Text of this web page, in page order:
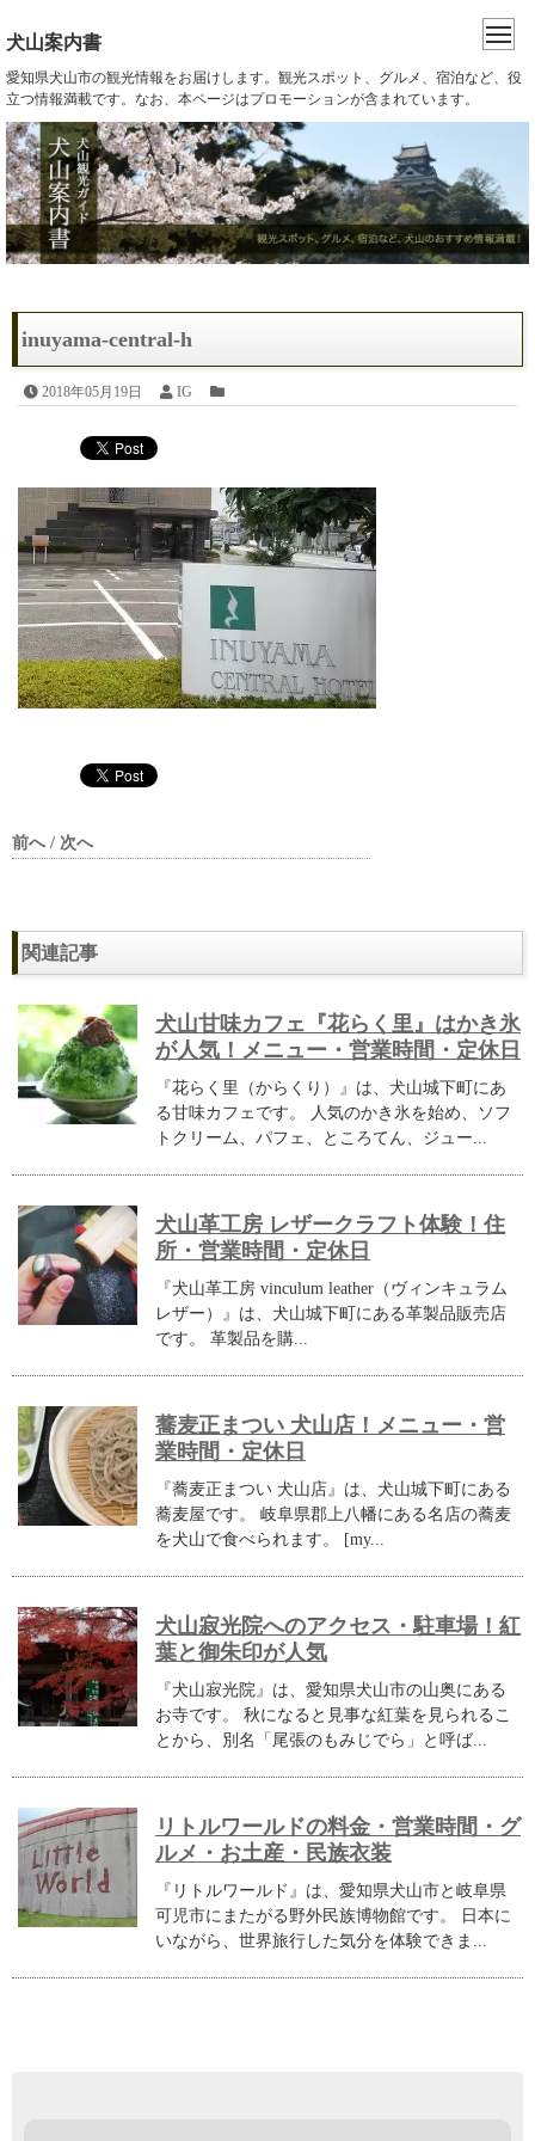
犬山案内書
愛知県犬山市の観光情報をお届けします。観光スポット、グルメ、宿泊など、役
立つ情報満載です。なお、本ページはプロモーションが含まれています。
inuyama-central-h
2018年05月19日 IG
前へ / 次へ
関連記事
犬山甘味カフェ『花らく里』はかき氷
が人気！メニュー・営業時間・定休日
『花らく里（からくり）』は、犬山城下町にあ
る甘味カフェです。 人気のかき氷を始め、ソフ
トクリーム、パフェ、ところてん、ジュー...
犬山革工房 レザークラフト体験！住
所・営業時間・定休日
『犬山革工房 vinculum leather（ヴィンキュラム
レザー）』は、犬山城下町にある革製品販売店
です。 革製品を購...
蕎麦正まつい 犬山店！メニュー・営
業時間・定休日
『蕎麦正まつい 犬山店』は、犬山城下町にある
蕎麦屋です。 岐阜県郡上八幡にある名店の蕎麦
を犬山で食べられます。 [my...
犬山寂光院へのアクセス・駐車場！紅
葉と御朱印が人気
『犬山寂光院』は、愛知県犬山市の山奥にある
お寺です。 秋になると見事な紅葉を見られるこ
とから、別名「尾張のもみじでら」と呼ば...
リトルワールドの料金・営業時間・グ
ルメ・お土産・民族衣装
『リトルワールド』は、愛知県犬山市と岐阜県
可児市にまたがる野外民族博物館です。 日本に
いながら、世界旅行した気分を体験できま...